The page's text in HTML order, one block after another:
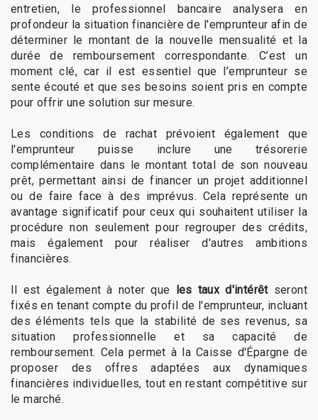
entretien, le professionnel bancaire analysera en
profondeur la situation financière de l'emprunteur afin de
déterminer le montant de la nouvelle mensualité et la
durée de remboursement correspondante. C’est un
moment clé, car il est essentiel que l’emprunteur se
sente écouté et que ses besoins soient pris en compte
pour offrir une solution sur mesure.
Les conditions de rachat prévoient également que
l'emprunteur puisse inclure une trésorerie
complémentaire dans le montant total de son nouveau
prêt, permettant ainsi de financer un projet additionnel
ou de faire face à des imprévus. Cela représente un
avantage significatif pour ceux qui souhaitent utiliser la
procédure non seulement pour regrouper des crédits,
mais également pour réaliser d'autres ambitions
financières.
Il est également à noter que les taux d'intérêtseront
fixés en tenant compte du profil de l'emprunteur, incluant
des éléments tels que la stabilité de ses revenus, sa
situation professionnelle et sa capacité de
remboursement. Cela permet à la Caisse d'Épargne de
proposer des offres adaptées aux dynamiques
financières individuelles, tout en restant compétitive sur
le marché.